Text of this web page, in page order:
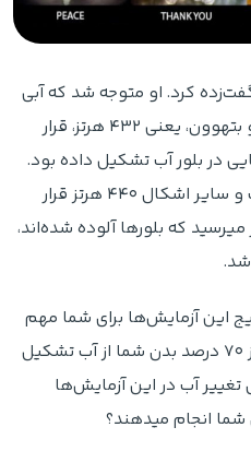
کرد. او متوجه شد که آبی
که در معرض موسیقی موتزارت و بتهوون، یعنی ۴۳۲ هرتز، قرار
در بلور آب تشکیل داده بود.
وقتی آب در معرض موسیقی راک و سایر اشکال ۴۴۰ هرتز قرار
میرسید که بلورها آلوده شده‌اند،
این آزمایش‌ها برای شما مهم
باشد؟ جواب این است که بیش از ۷۰ درصد بدن شما از آب تشکیل
آب در این آزمایش‌ها
انجام میدهند؟